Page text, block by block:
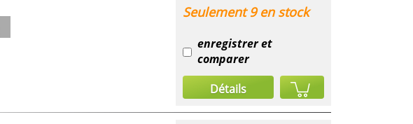
Seulement 9 en stock
enregistrer et
comparer
Détails